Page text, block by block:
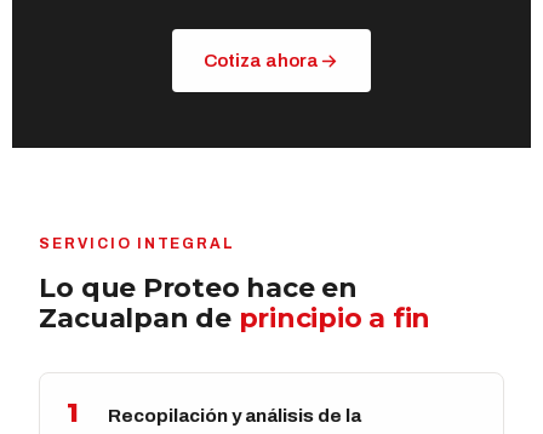
Cotiza ahora
SERVICIO INTEGRAL
Lo que Proteo hace en
Zacualpan de principio a fin
1
Recopilación y análisis de la